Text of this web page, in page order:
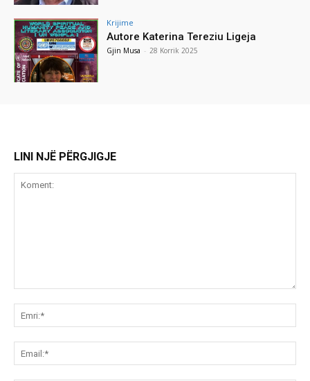
Krijime
Autore Katerina Tereziu Ligeja
Gjin Musa - 28 Korrik 2025
LINI NJË PËRGJIGJE